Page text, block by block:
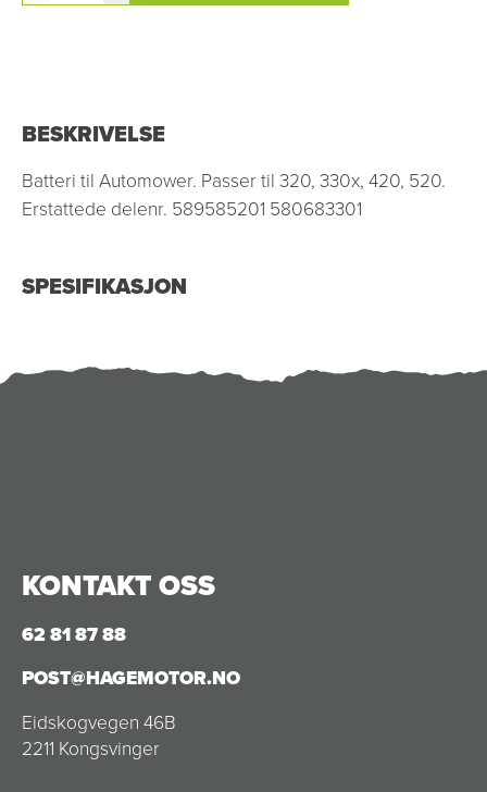
BESKRIVELSE
Batteri til Automower. Passer til 320, 330x, 420, 520.
Erstattede delenr. 589585201 580683301
SPESIFIKASJON
KONTAKT OSS
62 81 87 88
POST@HAGEMOTOR.NO
Eidskogvegen 46B
2211 Kongsvinger